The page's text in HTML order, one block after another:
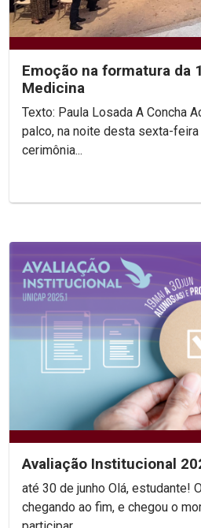
Emoção na formatura da
Medicina
Texto: Paula Losada A Concha Acústica da UFPE foi
palco, na noite desta sexta-feira
cerimônia...
Avaliação Institucional
até 30 de junho Olá, estudante! O semestre está
chegando ao fim, e chegou o